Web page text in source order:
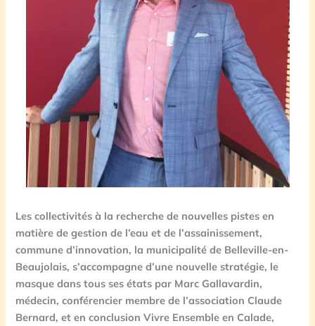
Les collectivités à la recherche de nouvelles pistes en
matière de gestion de l’eau et de l’assainissement,
commune d’innovation, la municipalité de Belleville-en-
Beaujolais, s’accompagne d’une nouvelle stratégie, le
masque dans tous ses états par Marc Gallavardin,
médecin, conférencier membre de l’association Claude
Bernard, et en conclusion Vivre Ensemble en Calade,